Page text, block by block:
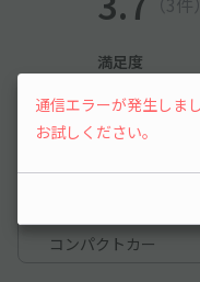
満足度
車種ごとの利用実績
コンパクトカー
通信エラーが発生しま
お試しください。